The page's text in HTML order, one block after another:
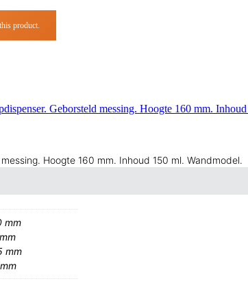
product.
Geborsteld messing. Hoogte 160 mm.
Hoogte 160 mm. Inhoud 150 ml. Wandmodel.
mm
mm